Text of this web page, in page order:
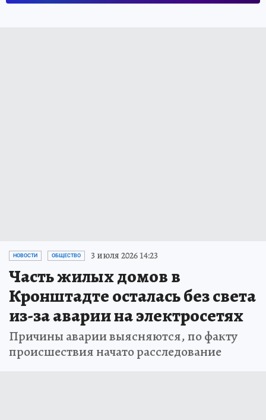
НОВОСТИ ОБЩЕСТВО 3 июля 2026 14:23
Часть жилых домов в
Кронштадте осталась без света
из-за аварии на электросетях
Причины аварии выясняются, по факту
происшествия начато расследование